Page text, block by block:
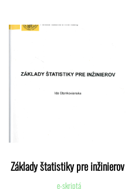
Základy štatistiky pre inžinierov
e-skriptá